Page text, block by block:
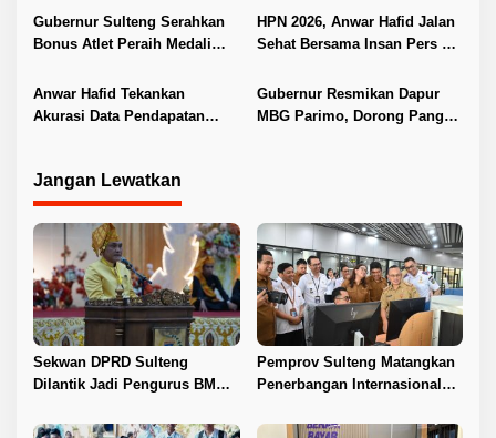
Gubernur Sulteng Serahkan
Bonus Atlet Peraih Medali
HPN 2026, Anwar Hafid Jalan
Sehat Bersama Insan Pers di
Anwar Hafid Tekankan
Akurasi Data Pendapatan
Gubernur Resmikan Dapur
MBG Parimo, Dorong Pangan
Jangan Lewatkan
Sekwan DPRD Sulteng
Dilantik Jadi Pengurus BMA
Pemprov Sulteng Matangkan
Penerbangan Internasional